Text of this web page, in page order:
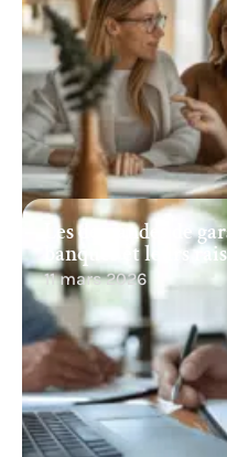
Les demandes de
banques et leurs
11 mars 2026